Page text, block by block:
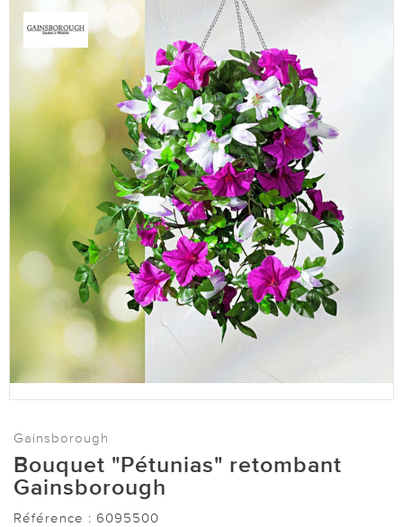
Gainsborough
Bouquet "Pétunias" retombant
Gainsborough
Référence : 6095500